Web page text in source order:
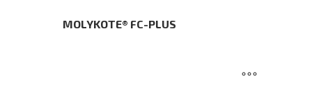
MOLYKOTE® FC-PLUS